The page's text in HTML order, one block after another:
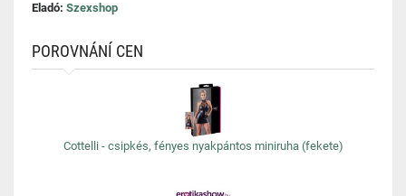
Eladó: Szexshop
POROVNÁNÍ CEN
Cottelli - csipkés, fényes nyakpántos miniruha (fekete)